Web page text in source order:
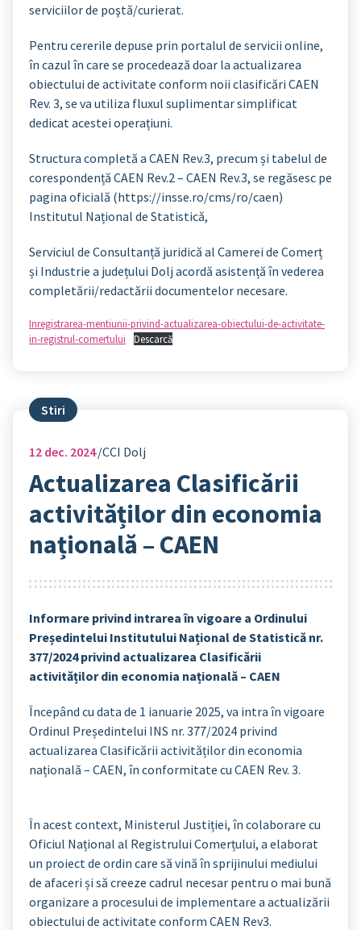
serviciilor de poştă/curierat.
Pentru cererile depuse prin portalul de servicii online,
în cazul în care se procedează doar la actualizarea
obiectului de activitate conform noii clasificări CAEN
Rev. 3, se va utiliza fluxul suplimentar simplificat
dedicat acestei operațiuni.
Structura completă a CAEN Rev.3, precum și tabelul de
corespondență CAEN Rev.2 – CAEN Rev.3, se regăsesc pe
pagina oficială (https://insse.ro/cms/ro/caen)
Institutul Național de Statistică,
Serviciul de Consultanță juridică al Camerei de Comerț
și Industrie a județului Dolj acordă asistență în vederea
completării/redactării documentelor necesare.
Inregistrarea-mentiunii-privind-actualizarea-obiectului-de-activitate-
in-registrul-comertului
Descarcă
Stiri
12 dec. 2024 CCI Dolj
Actualizarea Clasificării
activităților din economia
națională – CAEN
Informare privind intrarea în vigoare a Ordinului
Președintelui Institutului Național de Statistică nr.
377/2024 privind actualizarea Clasificării
activităților din economia națională – CAEN
Începând cu data de 1 ianuarie 2025, va intra în vigoare
Ordinul Președintelui INS nr. 377/2024 privind
actualizarea Clasificării activităților din economia
națională – CAEN, în conformitate cu CAEN Rev. 3.
În acest context, Ministerul Justiției, în colaborare cu
Oficiul Național al Registrului Comerțului, a elaborat
un proiect de ordin care să vină în sprijinului mediului
de afaceri și să creeze cadrul necesar pentru o mai bună
organizare a procesului de implementare a actualizării
obiectului de activitate conform CAEN Rev3.